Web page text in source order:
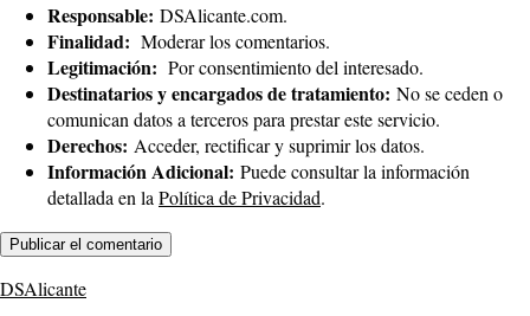
Responsable: DSAlicante.com.
Finalidad: Moderar los comentarios.
Legitimación: Por consentimiento del interesado.
Destinatarios y encargados de tratamiento: No se ceden o
comunican datos a terceros para prestar este servicio.
Derechos: Acceder, rectificar y suprimir los datos.
Información Adicional: Puede consultar la información
detallada en laPolítica de Privacidad.
DSAlicante